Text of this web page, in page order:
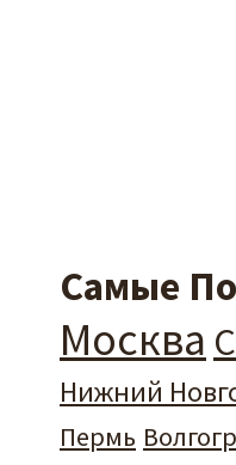
Самые
Москва
Нижний
Пермь